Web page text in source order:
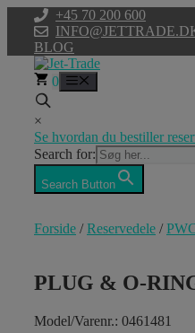
indhold
+45 70 200 600
BLOG
0
×
Se hvordan du bestiller
Search for:
Search Button
Forside /Reservedele /
PLUG & O-
Model/Varenr.: 0461481